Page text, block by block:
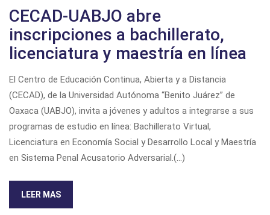
CECAD-UABJO abre
inscripciones a bachillerato,
licenciatura y maestría en línea
El Centro de Educación Continua, Abierta y a Distancia
(CECAD), de la Universidad Autónoma “Benito Juárez” de
Oaxaca (UABJO), invita a jóvenes y adultos a integrarse a sus
programas de estudio en línea: Bachillerato Virtual,
Licenciatura en Economía Social y Desarrollo Local y Maestría
en Sistema Penal Acusatorio Adversarial.(...)
LEER MAS